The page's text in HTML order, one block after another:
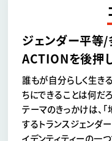
ジェンダー平等
ACTIONを後押
誰もが自分らしく生き
ちにできることは何だろ
テーマのきっかけは、
するトランスジェンダ
イデンティティーの一